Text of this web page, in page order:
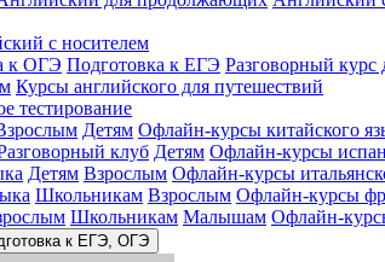
с носителем
к ОГЭ Подготовка к ЕГЭ Разговорный курс
Курсы английского для путешествий
тестирование
Детям Офлайн-курсы китайского
клуб Детям Офлайн-курсы
Детям Взрослым Офлайн-курсы
Школьникам Взрослым Офлайн-курсы
Школьникам Малышам Офлайн-
к ЕГЭ, ОГЭ